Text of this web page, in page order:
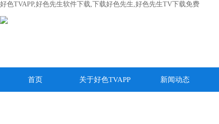
好色TVAPP,好色先生软件下载,下载好色先生,好色先生TV下载免费
首页 关于好色TVAPP 新闻动态